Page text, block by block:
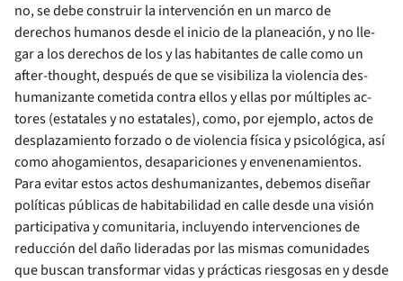
no, se debe construir la intervención en un marco de
derechos humanos desde el inicio de la planeación, y no lle­
gar a los derechos de los y las habitantes de calle como un
after-thought, después de que se visibiliza la violencia des­
humanizante cometida contra ellos y ellas por múltiples ac­
tores (estatales y no estatales), como, por ejemplo, actos de
desplazamiento forzado o de violencia física y psicológica, así
como ahogamientos, desapariciones y envenenamientos.
Para evitar estos actos deshumanizantes, debemos dise­ñar
políticas públicas de habitabilidad en calle desde una vi­sión
participativa y comunitaria, incluyendo intervenciones de
reducción del daño lideradas por las mismas comunida­des
que buscan transformar vidas y prácticas riesgosas en y desde